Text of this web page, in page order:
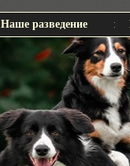
Наше разведение